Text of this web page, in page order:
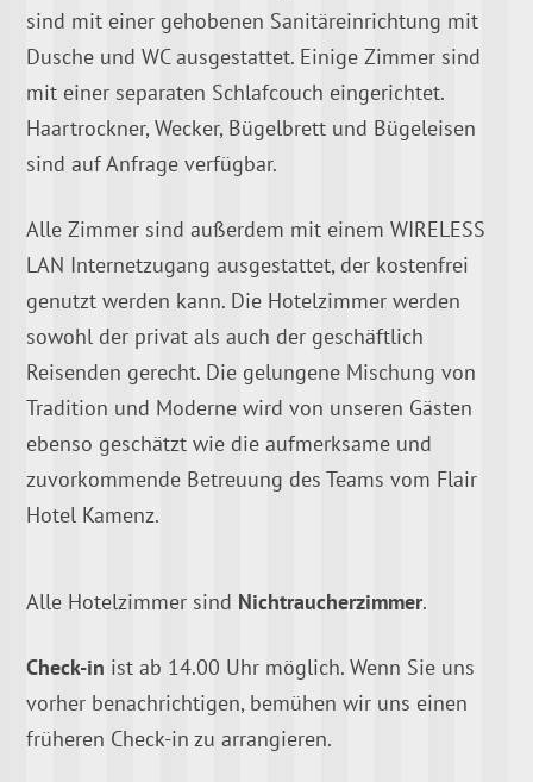
sind mit einer gehobenen Sanitäreinrichtung mit
Dusche und WC ausgestattet. Einige Zimmer sind
mit einer separaten Schlafcouch eingerichtet.
Haartrockner, Wecker, Bügelbrett und Bügeleisen
sind auf Anfrage verfügbar.
Alle Zimmer sind außerdem mit einem WIRELESS
LAN Internetzugang ausgestattet, der kostenfrei
genutzt werden kann. Die Hotelzimmer werden
sowohl der privat als auch der geschäftlich
Reisenden gerecht. Die gelungene Mischung von
Tradition und Moderne wird von unseren Gästen
ebenso geschätzt wie die aufmerksame und
zuvorkommende Betreuung des Teams vom Flair
Hotel Kamenz.
Alle Hotelzimmer sind Nichtraucherzimmer.
Check-in ist ab 14.00 Uhr möglich. Wenn Sie uns
vorher benachrichtigen, bemühen wir uns einen
früheren Check-in zu arrangieren.